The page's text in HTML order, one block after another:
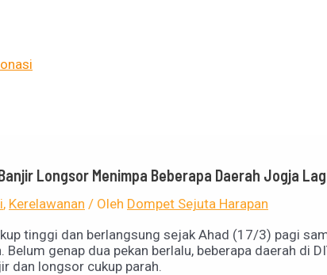
Longsor Menimpa Beberapa Daerah Jogja
, Kerelawanan / Oleh Dompet Sejuta Harapan
tinggi dan berlangsung sejak Ahad (17/3) pagi
Belum genap dua pekan berlalu, beberapa daerah
dan longsor cukup parah.